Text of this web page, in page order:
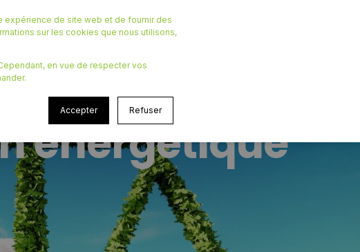
expérience de site web et de fournir des
sur les cookies que nous utilisons,
en vue de respecter vos
Accepter Refuser
énergétique